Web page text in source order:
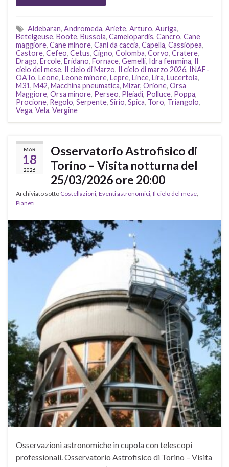
Aldebaran, Andromeda, Ariete, Arturo, Auriga,
Betelgeuse, Boote, Bussola, Camelopardis, Cancro, Cane
maggiore, Cane minore, Cani da caccia, Capella, Cassiopea,
Castore, Cefeo, Cetus, Cigno, Colomba, Corvo, Cratere,
Drago, Ercole, Eridano, Fornace, Gemelli, Idra femmina, Il
cielo del mese, Il cielo di Marzo, Il cielo di marzo 2026, INAF-
OATo, Leone, Leone minore, Lepre, Lince, Lira, Lucertola,
M31, M42, Macchina pneumatica, Mizar, Orione, Orsa
Maggiore, Orsa minore, Perseo, Pleiadi, Polluce, Poppa,
Procione, Regolo, Serpente, Sirio, Spica, Toro, Triangolo,
Vega, Vela, Vergine
MAR
18
2026
Osservatorio Astrofisico di
Torino – Visita notturna del
25/03/2026 ore 20:00
Archiviato sotto Costellazioni, Eventi astronomici, Il cielo del mese,
Pianeti
Osservazioni astronomiche in cupola con telescopi
professionali. Osservatorio Astrofisico di Torino – Visita